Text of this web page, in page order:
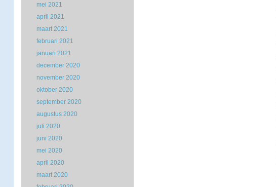
mei 2021
april 2021
maart 2021
februari 2021
januari 2021
december 2020
november 2020
oktober 2020
september 2020
augustus 2020
juli 2020
juni 2020
mei 2020
april 2020
maart 2020